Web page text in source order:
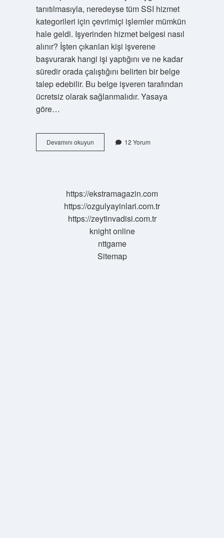
tanıtılmasıyla, neredeyse tüm SSI hizmet
kategorileri için çevrimiçi işlemler mümkün
hale geldi. Işyerinden hizmet belgesi nasıl
alınır? İşten çıkarılan kişi işverene
başvurarak hangi işi yaptığını ve ne kadar
süredir orada çalıştığını belirten bir belge
talep edebilir. Bu belge işveren tarafından
ücretsiz olarak sağlanmalıdır. Yasaya
göre…
Devamını okuyunHizmet
Belgesi
12 Yorum
https://ekstramagazin.com
https://ozgulyayinlari.com.tr
https://zeytinvadisi.com.tr
knight online
nttgame
Sitemap